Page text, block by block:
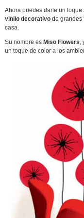
Ahora puedes darle un
vinilo decorativo de grandes
casa.
Su nombre es Miso Flowers,
un toque de color a los